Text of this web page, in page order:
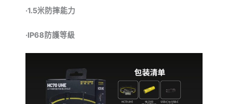
·1.5米防摔能力
·IP68防護等級